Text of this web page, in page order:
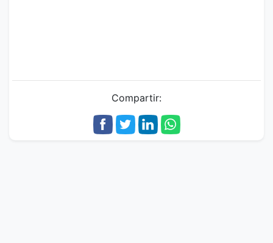
Compartir: